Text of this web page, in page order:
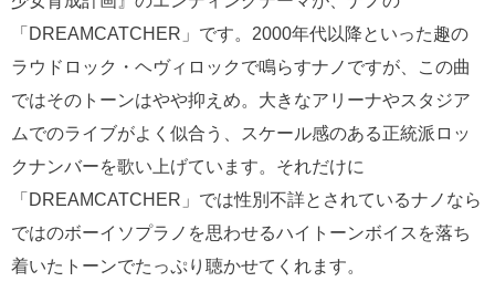
「DREAMCATCHER」です。2000年代以降といった趣の
ラウドロック・ヘヴィロックで鳴らすナノですが、この曲
ではそのトーンはやや抑えめ。大きなアリーナやスタジア
ムでのライブがよく似合う、スケール感のある正統派ロッ
クナンバーを歌い上げています。それだけに
「DREAMCATCHER」では性別不詳とされているナノなら
ではのボーイソプラノを思わせるハイトーンボイスを落ち
着いたトーンでたっぷり聴かせてくれます。